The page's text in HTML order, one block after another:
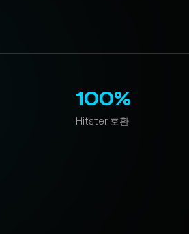
100%
Hitster 호환